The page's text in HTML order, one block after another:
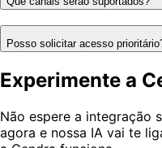
Posso solicitar acesso
Experimente a
Não espere a integração
agora e nossa IA vai te